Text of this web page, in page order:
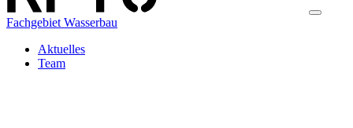
Fachgebiet Wasserbau
Aktuelles
Team